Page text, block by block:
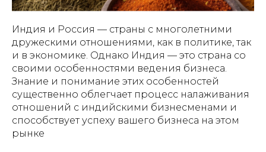
Индия и Россия — страны с многолетними
дружескими отношениями, как в политике, так
и в экономике. Однако Индия — это страна со
своими особенностями ведения бизнеса.
Знание и понимание этих особенностей
существенно облегчает процесс налаживания
отношений с индийскими бизнесменами и
способствует успеху вашего бизнеса на этом
рынке